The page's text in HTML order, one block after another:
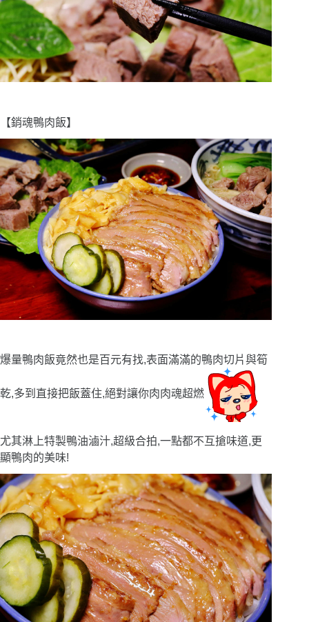
【銷魂鴨肉飯】
爆量鴨肉飯竟然也是百元有找,表面滿滿的鴨肉切片與筍
乾,多到直接把飯蓋住,絕對讓你肉肉魂超燃
尤其淋上特製鴨油滷汁,超級合拍,一點都不互搶味道,更
顯鴨肉的美味!